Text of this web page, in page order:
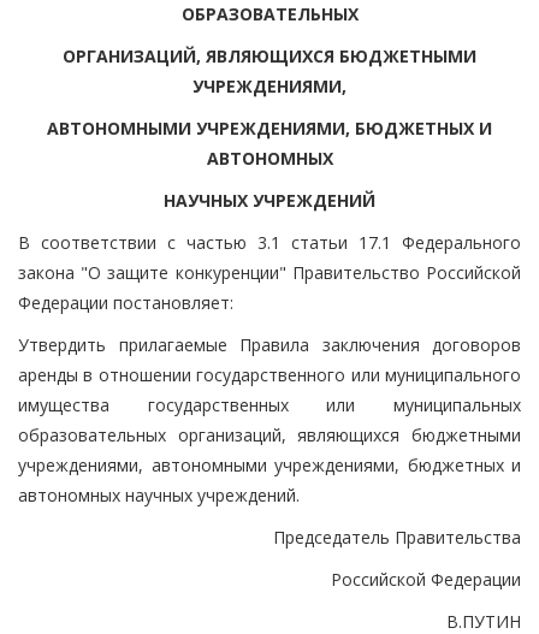
ОБРАЗОВАТЕЛЬНЫХ
ОРГАНИЗАЦИЙ, ЯВЛЯЮЩИХСЯ БЮДЖЕТНЫМИ
УЧРЕЖДЕНИЯМИ,
АВТОНОМНЫМИ УЧРЕЖДЕНИЯМИ, БЮДЖЕТНЫХ И
АВТОНОМНЫХ
НАУЧНЫХ УЧРЕЖДЕНИЙ
В соответствии с частью 3.1 статьи 17.1 Федерального
закона "О защите конкуренции" Правительство Российской
Федерации постановляет:
Утвердить прилагаемые Правила заключения договоров
аренды в отношении государственного или муниципального
имущества государственных или муниципальных
образовательных организаций, являющихся бюджетными
учреждениями, автономными учреждениями, бюджетных и
автономных научных учреждений.
Председатель Правительства
Российской Федерации
В.ПУТИН